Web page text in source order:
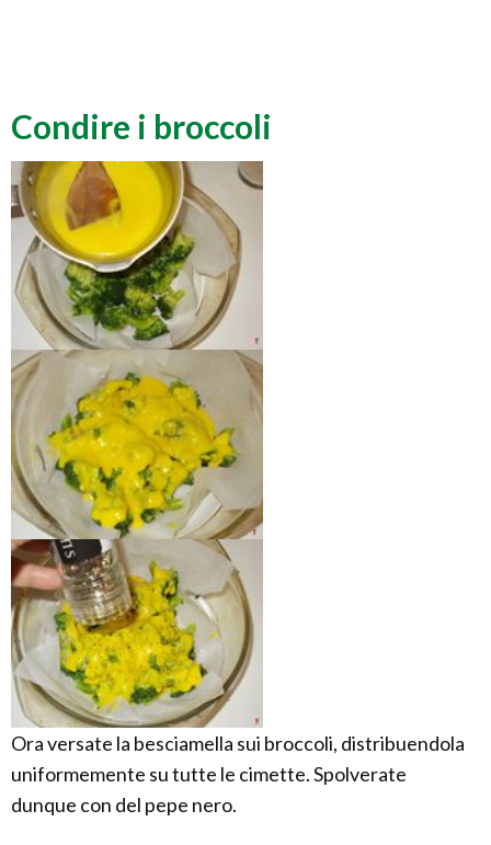
Condire i broccoli
Ora versate la besciamella sui broccoli, distribuendola
uniformemente su tutte le cimette. Spolverate
dunque con del pepe nero.